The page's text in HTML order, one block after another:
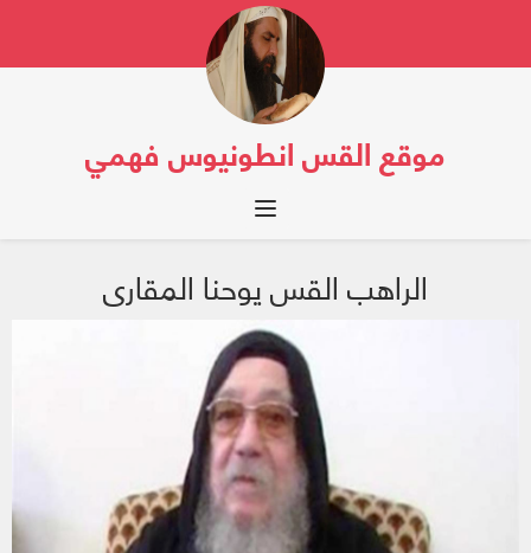
موقع القس انطونيوس فهمي
Toggle navigation
الراهب القس يوحنا المقارى